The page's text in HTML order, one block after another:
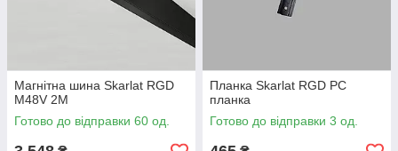
Магнітна шина Skarlat RGD
M48V 2M
Готово до відправки 60 од.
Планка Skarlat RGD PC
планка
Готово до відправки 3 од.